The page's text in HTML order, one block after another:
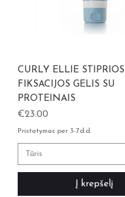
CURLY ELLIE STIPRIOS
FIKSACIJOS GELIS SU
PROTEINAIS
Kaina
€23.00
Pristatymas per 3-7d.d.
Į krepšelį